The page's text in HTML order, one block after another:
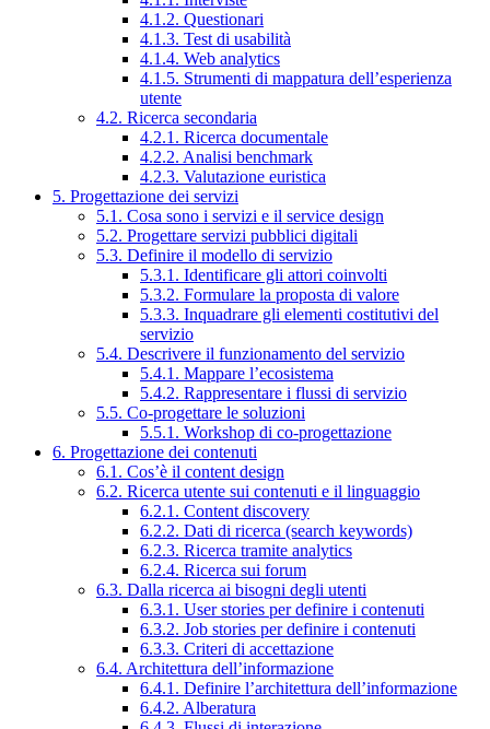
4.1.2. Questionari
4.1.3. Test di usabilità
4.1.4. Web analytics
4.1.5. Strumenti di mappatura dell’esperienza
utente
4.2. Ricerca secondaria
4.2.1. Ricerca documentale
4.2.2. Analisi benchmark
4.2.3. Valutazione euristica
5. Progettazione dei servizi
5.1. Cosa sono i servizi e il service design
5.2. Progettare servizi pubblici digitali
5.3. Definire il modello di servizio
5.3.1. Identificare gli attori coinvolti
5.3.2. Formulare la proposta di valore
5.3.3. Inquadrare gli elementi costitutivi del
servizio
5.4. Descrivere il funzionamento del servizio
5.4.1. Mappare l’ecosistema
5.4.2. Rappresentare i flussi di servizio
5.5. Co-progettare le soluzioni
5.5.1. Workshop di co-progettazione
6. Progettazione dei contenuti
6.1. Cos’è il content design
6.2. Ricerca utente sui contenuti e il linguaggio
6.2.1. Content discovery
6.2.2. Dati di ricerca (search keywords)
6.2.3. Ricerca tramite analytics
6.2.4. Ricerca sui forum
6.3. Dalla ricerca ai bisogni degli utenti
6.3.1. User stories per definire i contenuti
6.3.2. Job stories per definire i contenuti
6.3.3. Criteri di accettazione
6.4. Architettura dell’informazione
6.4.1. Definire l’architettura dell’informazione
6.4.2. Alberatura